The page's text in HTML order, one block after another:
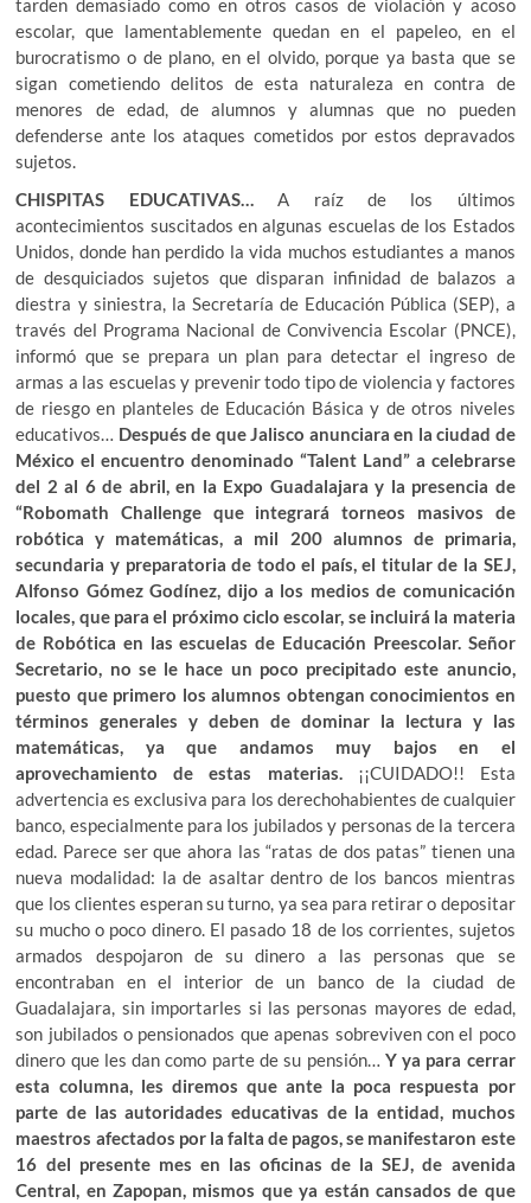
tarden demasiado como en otros casos de violación y acoso
escolar, que lamentablemente quedan en el papeleo, en el
burocratismo o de plano, en el olvido, porque ya basta que se
sigan cometiendo delitos de esta naturaleza en contra de
menores de edad, de alumnos y alumnas que no pueden
defenderse ante los ataques cometidos por estos depravados
sujetos.
CHISPITAS EDUCATIVAS…A raíz de los últimos
acontecimientos suscitados en algunas escuelas de los Estados
Unidos, donde han perdido la vida muchos estudiantes a manos
de desquiciados sujetos que disparan infinidad de balazos a
diestra y siniestra, la Secretaría de Educación Pública (SEP), a
través del Programa Nacional de Convivencia Escolar (PNCE),
informó que se prepara un plan para detectar el ingreso de
armas a las escuelas y prevenir todo tipo de violencia y factores
de riesgo en planteles de Educación Básica y de otros niveles
educativos… Después de que Jalisco anunciara en la ciudad de
México el encuentro denominado “Talent Land” a celebrarse
del 2 al 6 de abril, en la Expo Guadalajara y la presencia de
“Robomath Challenge que integrará torneos masivos de
robótica y matemáticas, a mil 200 alumnos de primaria,
secundaria y preparatoria de todo el país, el titular de la SEJ,
Alfonso Gómez Godínez, dijo a los medios de comunicación
locales, que para el próximo ciclo escolar, se incluirá la materia
de Robótica en las escuelas de Educación Preescolar. Señor
Secretario, no se le hace un poco precipitado este anuncio,
puesto que primero los alumnos obtengan conocimientos en
términos generales y deben de dominar la lectura y las
matemáticas, ya que andamos muy bajos en el
aprovechamiento de estas materias.¡¡CUIDADO!! Esta
advertencia es exclusiva para los derechohabientes de cualquier
banco, especialmente para los jubilados y personas de la tercera
edad. Parece ser que ahora las “ratas de dos patas” tienen una
nueva modalidad: la de asaltar dentro de los bancos mientras
que los clientes esperan su turno, ya sea para retirar o depositar
su mucho o poco dinero. El pasado 18 de los corrientes, sujetos
armados despojaron de su dinero a las personas que se
encontraban en el interior de un banco de la ciudad de
Guadalajara, sin importarles si las personas mayores de edad,
son jubilados o pensionados que apenas sobreviven con el poco
dinero que les dan como parte de su pensión… Y ya para cerrar
esta columna, les diremos que ante la poca respuesta por
parte de las autoridades educativas de la entidad, muchos
maestros afectados por la falta de pagos, se manifestaron este
16 del presente mes en las oficinas de la SEJ, de avenida
Central, en Zapopan, mismos que ya están cansados de que